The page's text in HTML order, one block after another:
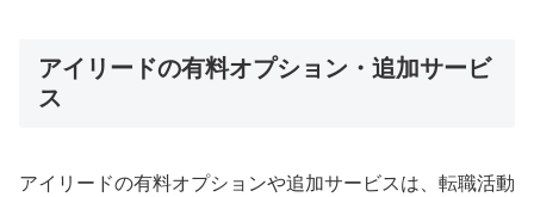
アイリードの有料オプション・追加サービ
ス
アイリードの有料オプションや追加サービスは、転職活動